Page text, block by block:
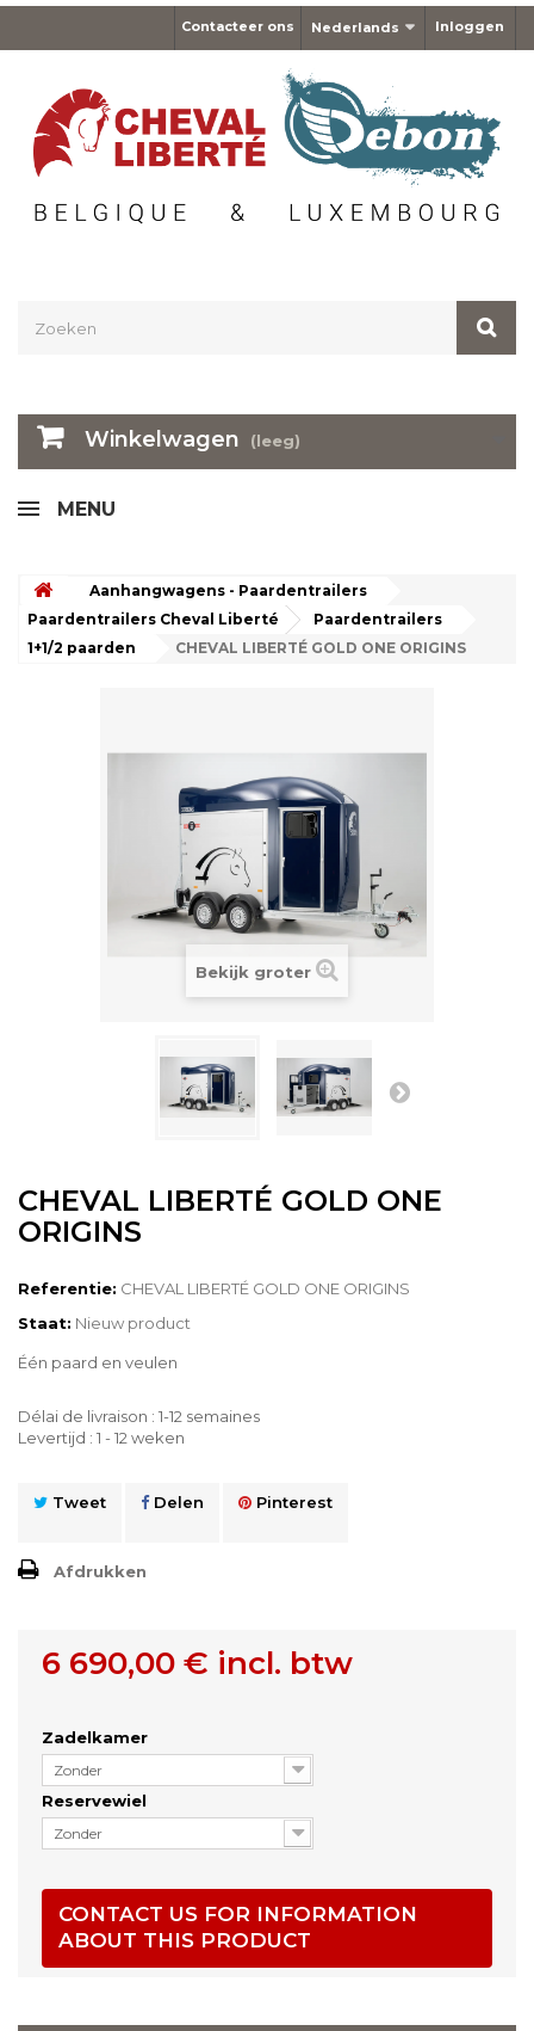
Inloggen
Nederlands
Contacteer ons
Winkelwagen (leeg)
MENU
Aanhangwagens - Paardentrailers
Paardentrailers Cheval Liberté
Paardentrailers
1+1/2 paarden
CHEVAL LIBERTÉ GOLD ONE ORIGINS
Bekijk groter
CHEVAL LIBERTÉ GOLD ONE
ORIGINS
Referentie: CHEVAL LIBERTÉ GOLD ONE ORIGINS
Staat: Nieuw product
Één paard en veulen
Délai de livraison : 1-12 semaines
Levertijd : 1 - 12 weken
Tweet Delen Pinterest
Afdrukken
6 690,00 € incl. btw
Zadelkamer
Zonder
Reservewiel
Zonder
CONTACT US FOR INFORMATION
ABOUT THIS PRODUCT